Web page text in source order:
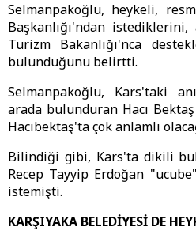
Selmanpakoğlu, heykeli,
Başkanlığı'ndan
Turizm Bakanlığı'nca
bulunduğunu belirtti.
Selmanpakoğlu, Kars'taki
arada bulunduran Hacı
Hacıbektaş'ta çok anlamlı
Bilindiği gibi, Kars'ta dikili
Recep Tayyip Erdoğan
istemişti.
KARŞIYAKA BELEDİYESİ DE